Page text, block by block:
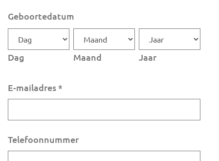
Geboortedatum
Dag Maand Jaar
E-mailadres*
Telefoonnummer